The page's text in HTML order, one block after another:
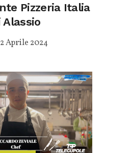
Pizzeria Italia
Alassio
Aprile 2024